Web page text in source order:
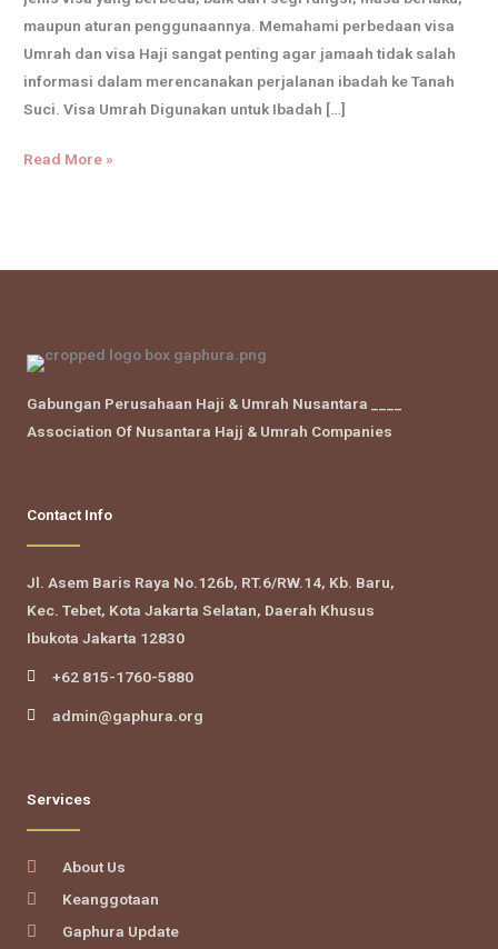
maupun aturan penggunaannya. Memahami perbedaan visa
Umrah dan visa Haji sangat penting agar jamaah tidak salah
informasi dalam merencanakan perjalanan ibadah ke Tanah
Suci. Visa Umrah Digunakan untuk Ibadah […]
Read More »
Gabungan Perusahaan Haji & Umrah Nusantara ____
Association Of Nusantara Hajj & Umrah Companies
Contact Info
Jl. Asem Baris Raya No.126b, RT.6/RW.14, Kb. Baru,
Kec. Tebet, Kota Jakarta Selatan, Daerah Khusus
Ibukota Jakarta 12830
+62 815-1760-5880
admin@gaphura.org
Services
About Us
Keanggotaan
Gaphura Update